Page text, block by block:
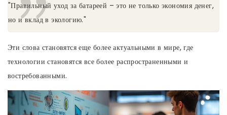
"Правильный уход за батареей – это не только экономия денег,
но и вклад в экологию."
Эти слова становятся еще более актуальными в мире, где
технологии становятся все более распространенными и
востребованными.